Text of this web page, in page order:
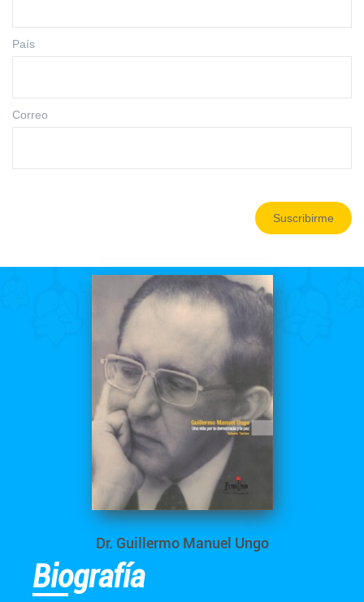
País
Correo
Suscribirme
Dr. Guillermo Manuel Ungo
Biografía